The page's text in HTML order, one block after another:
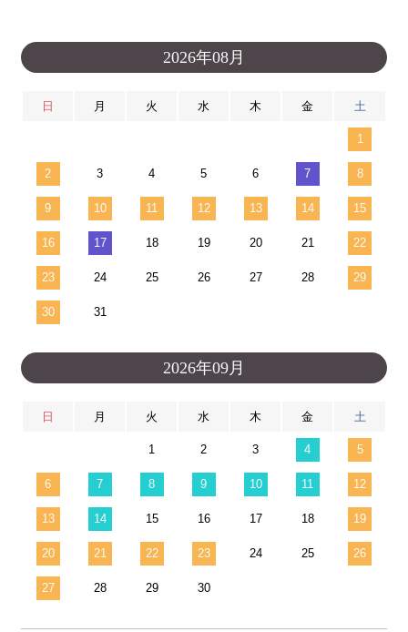
2026年08月
日 月 火 水 木 金 土
1
2 3 4 5 6 7 8
9 10 11 12 13 14 15
16 17 18 19 20 21 22
23 24 25 26 27 28 29
30 31
2026年09月
日 月 火 水 木 金 土
1 2 3 4 5
6 7 8 9 10 11 12
13 14 15 16 17 18 19
20 21 22 23 24 25 26
27 28 29 30